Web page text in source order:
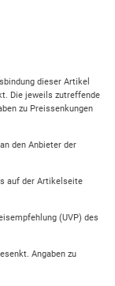
dieser Artikel
Die jeweils zutreffende
zu Preissenkungen
den Anbieter der
auf der Artikelseite
(UVP) des
Angaben zu